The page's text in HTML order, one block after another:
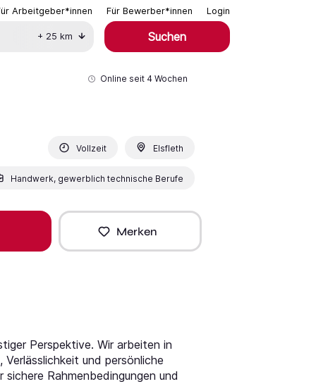
Arbeitgeber*innen Für Bewerber*innen Login
+ 25 km Suchen
Online seit 4 Wochen
Vollzeit Elsfleth
Handwerk, gewerblich technische Berufe
Merken
Perspektive. Wir arbeiten in
und persönliche
Rahmenbedingungen und